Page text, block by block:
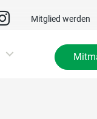
Mitglied werden